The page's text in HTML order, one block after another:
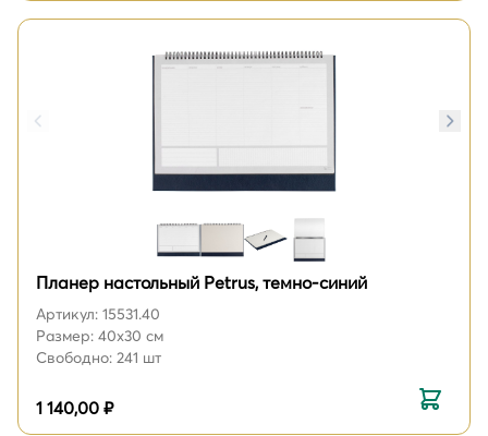
Планер настольный Petrus, темно-синий
Артикул: 15531.40
Размер: 40х30 см
Свободно: 241 шт
1 140,00 ₽